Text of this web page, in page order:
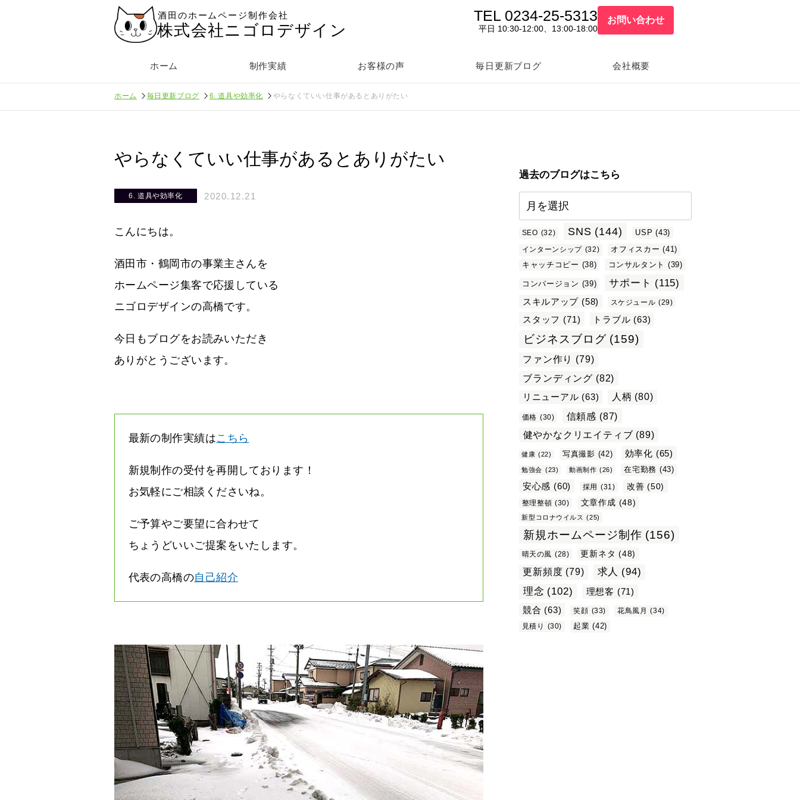
酒田のホームページ制作会社
株式会社ニゴロデザイン
TEL 0234-25-5313
平日 10:30-12:00、13:00-18:00
お問い合わせ
ホーム 制作実績 お客様の声 毎日更新ブログ 会社概要
ホーム 毎日更新ブログ 6. 道具や効率化 やらなくていい仕事があるとありがたい
やらなくていい仕事があるとありがたい
6. 道具や効率化 2020.12.21
こんにちは。
酒田市・鶴岡市の事業主さんを
ホームページ集客で応援している
ニゴロデザインの高橋です。
今日もブログをお読みいただき
ありがとうございます。
最新の制作実績はこちら
新規制作の受付を再開しております！
お気軽にご相談くださいね。
ご予算やご要望に合わせて
ちょうどいいご提案をいたします。
代表の高橋の自己紹介
過去のブログはこちら
SEO (32) SNS (144) USP (43)
インターンシップ (32) オフィスカー (41)
キャッチコピー (38) コンサルタント (39)
コンバージョン (39) サポート (115)
スキルアップ (58) スケジュール (29)
スタッフ (71) トラブル (63)
ビジネスブログ (159)
ファン作り
(79)
ブランディング (82)
リニューアル (63) 人柄 (80)
価格 (30) 信頼感 (87)
健やかなクリエイティブ (89)
健康 (22) 写真撮影 (42) 効率化 (65)
勉強会 (23) 動画制作 (26) 在宅勤務 (43)
安心感 (60) 採用 (31) 改善 (50)
整理整頓 (30) 文章作成 (48)
新型コロナウイルス (25)
新規ホームページ制作 (156)
晴天の風 (28) 更新ネタ (48)
更新頻度 (79) 求人 (94)
理念 (102) 理想客 (71)
競合 (63) 笑顔 (33) 花鳥風月 (34)
見積り
(30) 起業 (42)